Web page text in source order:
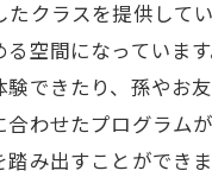
クラスを提供して
空間になっていま
できたり、孫やお
わせたプログラム
み出すことができま